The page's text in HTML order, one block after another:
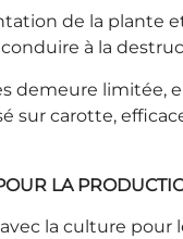
de la
à la
demeure limitée,
sur carotte,
LA
la culture pour